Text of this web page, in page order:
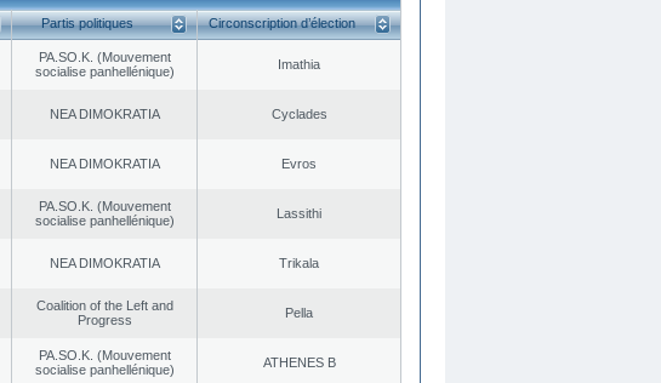
Partis politiques Circonscription d’élection
PA.SO.K. (Mouvement
socialise panhellénique)
Imathia
NEA DΙMOKRATIA Cyclades
NEA DΙMOKRATIA Evros
PA.SO.K. (Mouvement
socialise panhellénique)
Lassithi
NEA DΙMOKRATIA Trikala
Coalition of the Left and
Progress
Pella
PA.SO.K. (Mouvement
socialise panhellénique)
ATHENES Β